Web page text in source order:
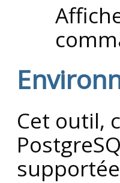
Cet outil,